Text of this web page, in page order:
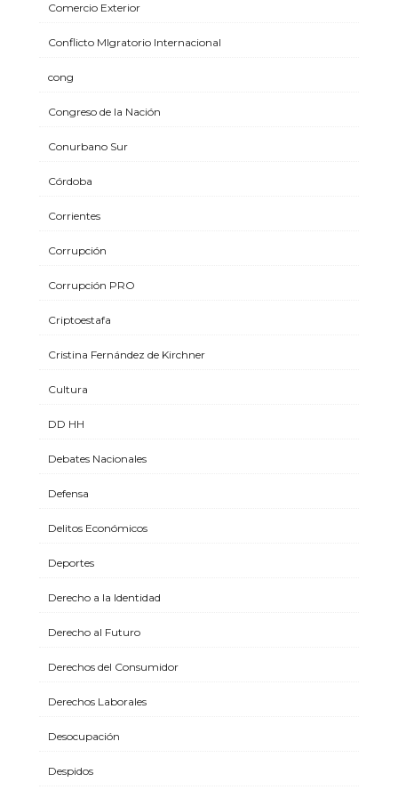
Comercio Exterior
Conflicto MIgratorio Internacional
cong
Congreso de la Nación
Conurbano Sur
Córdoba
Corrientes
Corrupción
Corrupción PRO
Criptoestafa
Cristina Fernández de Kirchner
Cultura
DD HH
Debates Nacionales
Defensa
Delitos Económicos
Deportes
Derecho a la Identidad
Derecho al Futuro
Derechos del Consumidor
Derechos Laborales
Desocupación
Despidos